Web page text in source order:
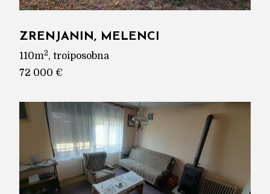
ZRENJANIN, MELENCI
110m2, troiposobna
72 000 €